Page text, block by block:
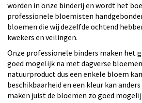
worden in onze binderij en wordt het
professionele bloemisten
bloemen die wij dezelfde ochtend
kwekers en veilingen.
Onze professionele binders maken het
goed mogelijk na met dagverse
natuurproduct dus een enkele bloem
beschikbaarheid en een kleur kan
maken juist de bloemen zo goed